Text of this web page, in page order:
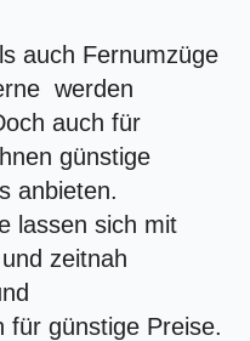
auch Fernumzüge
werden
auch für
günstige
anbieten.
lassen sich mit
zeitnah
für günstige Preise.